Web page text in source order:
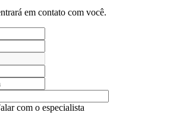
em contato com você.
com o especialista